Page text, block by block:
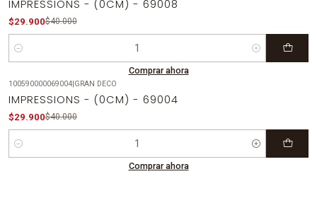
IMPRESSIONS - (0CM) - 69008
$29.900$40.000
Cantidad
Comprar ahora
100590000069004|GRAN DECO
IMPRESSIONS - (0CM) - 69004
$29.900$40.000
Cantidad
Comprar ahora